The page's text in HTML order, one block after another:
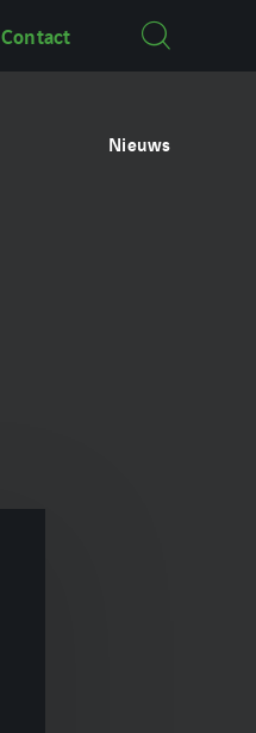
Contact
Nieuws